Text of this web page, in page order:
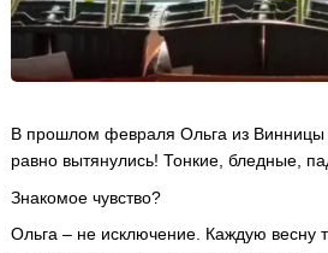
В прошлом февраля Ольга из Винницы
равно вытянулись! Тонкие, бледные,
Знакомое чувство?
Ольга – не исключение. Каждую весну